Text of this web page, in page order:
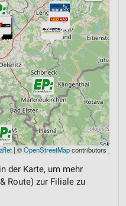
| ©OpenStreetMapcontributors
der Karte, um mehr
Route) zur Filiale zu